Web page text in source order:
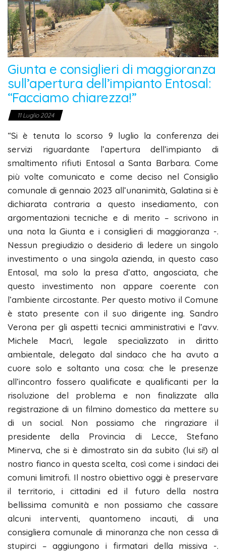
Giunta e consiglieri di maggioranza
sull’apertura dell’impianto Entosal:
“Facciamo chiarezza!”
11 Luglio 2024
“Si è tenuta lo scorso 9 luglio la conferenza dei
servizi riguardante l’apertura dell’impianto di
smaltimento rifiuti Entosal a Santa Barbara. Come
più volte comunicato e come deciso nel Consiglio
comunale di gennaio 2023 all’unanimità, Galatina si è
dichiarata contraria a questo insediamento, con
argomentazioni tecniche e di merito – scrivono in
una nota la Giunta e i consiglieri di maggioranza -.
Nessun pregiudizio o desiderio di ledere un singolo
investimento o una singola azienda, in questo caso
Entosal, ma solo la presa d’atto, angosciata, che
questo investimento non appare coerente con
l’ambiente circostante. Per questo motivo il Comune
è stato presente con il suo dirigente ing. Sandro
Verona per gli aspetti tecnici amministrativi e l’avv.
Michele Macrì, legale specializzato in diritto
ambientale, delegato dal sindaco che ha avuto a
cuore solo e soltanto una cosa: che le presenze
all’incontro fossero qualificate e qualificanti per la
risoluzione del problema e non finalizzate alla
registrazione di un filmino domestico da mettere su
di un social. Non possiamo che ringraziare il
presidente della Provincia di Lecce, Stefano
Minerva, che si è dimostrato sin da subito (lui si!) al
nostro fianco in questa scelta, così come i sindaci dei
comuni limitrofi. Il nostro obiettivo oggi è preservare
il territorio, i cittadini ed il futuro della nostra
bellissima comunità e non possiamo che cassare
alcuni interventi, quantomeno incauti, di una
consigliera comunale di minoranza che non cessa di
stupirci – aggiungono i firmatari della missiva -.